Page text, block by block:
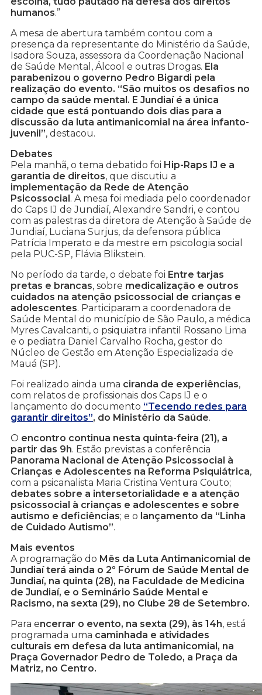
humanos.”
A mesa de abertura também contou com a
presença da representante do Ministério da Saúde,
Isadora Souza, assessora da Coordenação Nacional
de Saúde Mental, Álcool e outras Drogas. Ela
parabenizou o governo Pedro Bigardi pela
realização do evento. “São muitos os desafios no
campo da saúde mental. E Jundiaí é a única
cidade que está pontuando dois dias para a
discussão da luta antimanicomial na área infanto-
juvenil”, destacou.
Debates
Pela manhã, o tema debatido foi Hip-Raps IJ e a
garantia de direitos, que discutiu a
implementação da Rede de Atenção
Psicossocial. A mesa foi mediada pelo coordenador
do Caps IJ de Jundiaí, Alexandre Sandri, e contou
com as palestras da diretora de Atenção à Saúde de
Jundiaí, Luciana Surjus, da defensora pública
Patrícia Imperato e da mestre em psicologia social
pela PUC-SP, Flávia Blikstein.
No período da tarde, o debate foi Entre tarjas
pretas e brancas, sobre medicalização e outros
cuidados na atenção psicossocial de crianças e
adolescentes. Participaram a coordenadora de
Saúde Mental do município de São Paulo, a médica
Myres Cavalcanti, o psiquiatra infantil Rossano Lima
e o pediatra Daniel Carvalho Rocha, gestor do
Núcleo de Gestão em Atenção Especializada de
Mauá (SP).
Foi realizado ainda uma ciranda de experiências,
com relatos de profissionais dos Caps IJ e o
lançamento do documento “Tecendo redes para
garantir direitos”, do Ministério da Saúde.
O encontro continua nesta quinta-feira (21), a
partir das 9h. Estão previstas a conferência
Panorama Nacional de Atenção Psicossocial à
Crianças e Adolescentes na Reforma Psiquiátrica,
com a psicanalista Maria Cristina Ventura Couto;
debates sobre a intersetorialidade e a atenção
psicossocial à crianças e adolescentes e sobre
autismo e deficiências; e o lançamento da “Linha
de Cuidado Autismo”.
Mais eventos
A programação do Mês da Luta Antimanicomial de
Jundiaí terá ainda o 2º Fórum de Saúde Mental de
Jundiaí, na quinta (28), na Faculdade de Medicina
de Jundiaí, e o Seminário Saúde Mental e
Racismo, na sexta (29), no Clube 28 de Setembro.
Para encerrar o evento, na sexta (29), às 14h, está
programada uma caminhada e atividades
culturais em defesa da luta antimanicomial, na
Praça Governador Pedro de Toledo, a Praça da
Matriz, no Centro.